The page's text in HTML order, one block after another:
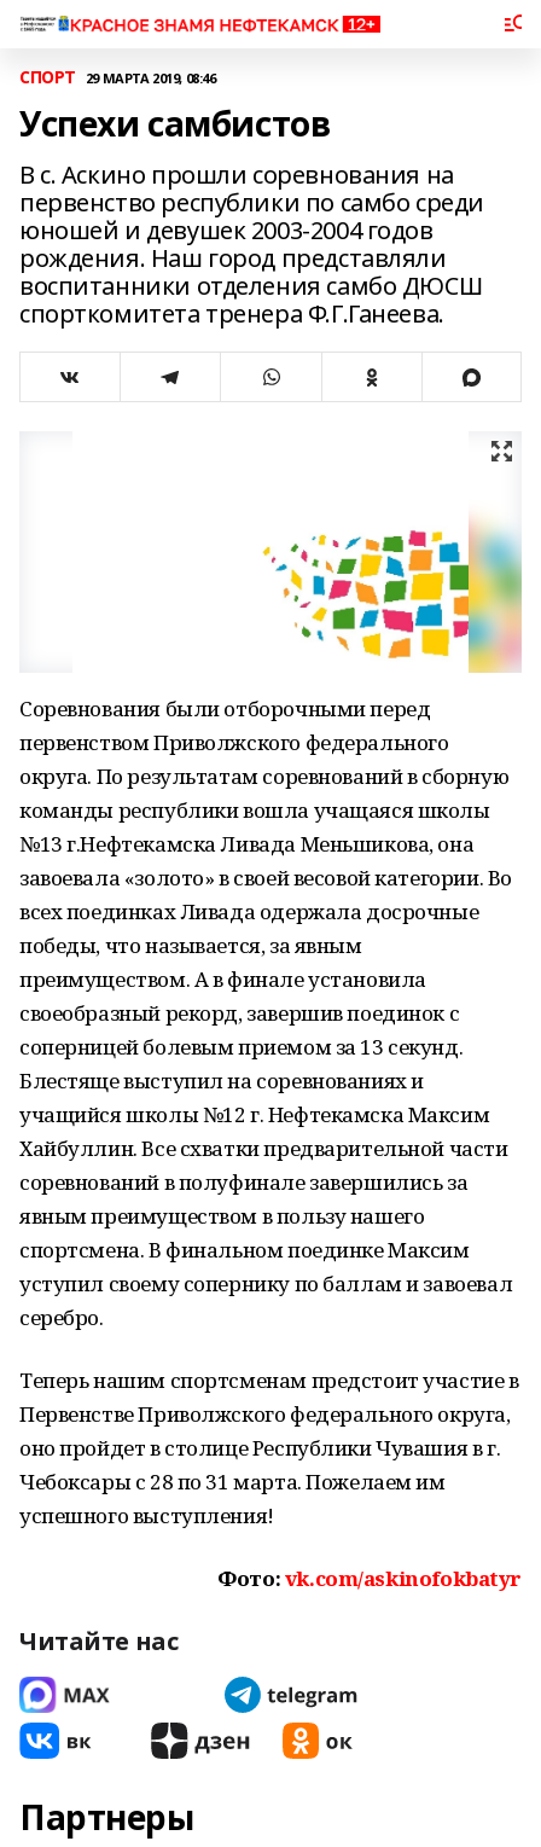
СПОРТ 29 МАРТА 2019, 08:46
Успехи самбистов
В с. Аскино прошли соревнования на
первенство республики по самбо среди
юношей и девушек 2003-2004 годов
рождения. Наш город представляли
воспитанники отделения самбо ДЮСШ
спорткомитета тренера Ф.Г.Ганеева.
Соревнования были отборочными перед
первенством Приволжского федерального
округа. По результатам соревнований в сборную
команды республики вошла учащаяся школы
№13 г.Нефтекамска Ливада Меньшикова, она
завоевала «золото» в своей весовой категории. Во
всех поединках Ливада одержала досрочные
победы, что называется, за явным
преимуществом. А в финале установила
своеобразный рекорд, завершив поединок с
соперницей болевым приемом за 13 секунд.
Блестяще выступил на соревнованиях и
учащийся школы №12 г. Нефтекамска Максим
Хайбуллин. Все схватки предварительной части
соревнований в полуфинале завершились за
явным преимуществом в пользу нашего
спортсмена. В финальном поединке Максим
уступил своему сопернику по баллам и завоевал
серебро.
Теперь нашим спортсменам предстоит участие в
Первенстве Приволжского федерального округа,
оно пройдет в столице Республики Чувашия в г.
Чебоксары с 28 по 31 марта. Пожелаем им
успешного выступления!
Фото:vk.com/askinofokbatyr
Читайте нас
Партнеры